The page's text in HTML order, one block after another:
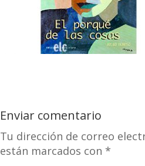
Enviar comentario
Tu dirección de correo
están marcados con *